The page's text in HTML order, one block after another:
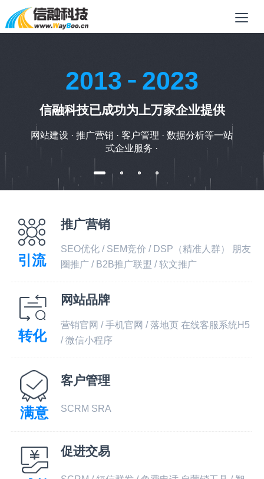
2013-2023
融科技已成功为上万家企业提供
建设 · 推广营销 · 客户管理 · 数据分析等一站
式企业服务 ·
引流
推广营销
SEO优化 / SEM竞价 / DSP（精准人群） 朋友
圈推广 / B2B推广联盟 / 软文推广
转化
网站品牌
营销官网 / 手机官网 / 落地页 在线客服系统H5
/ 微信小程序
满意
客户管理
SCRM SRA
促进交易